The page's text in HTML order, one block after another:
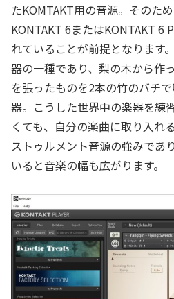
たKOMTAKT用の音源。そのた
KONTAKT 6またはKONTAKT 6
れていることが前提となります
器の一種であり、梨の木から作
を張ったものを2本の竹のバチ
器。こうした世界中の楽器を練
くても、自分の楽曲に取り入れ
ストゥルメント音源の強みであ
いると音楽の幅も広がります。